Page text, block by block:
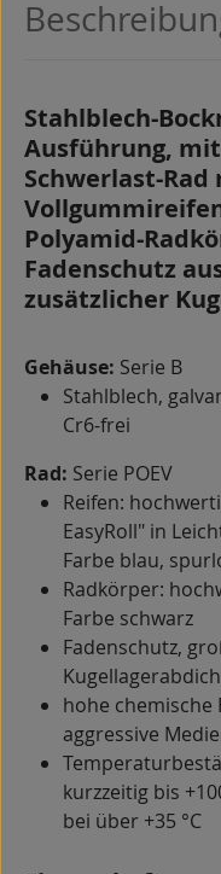
Stahlblech-
Ausführung,
Schwerlast-
Polyamid-
Fadenschutz
zusätzlicher
Gehäuse: Serie B
Stahlblech,
Cr6-frei
Rad: Serie POEV
Reifen:
EasyRoll" in
Farbe blau,
Radkörper:
Farbe schwarz
Fadenschutz,
hohe chemische
aggressive
kurzzeitig bis
bei über +35 °C